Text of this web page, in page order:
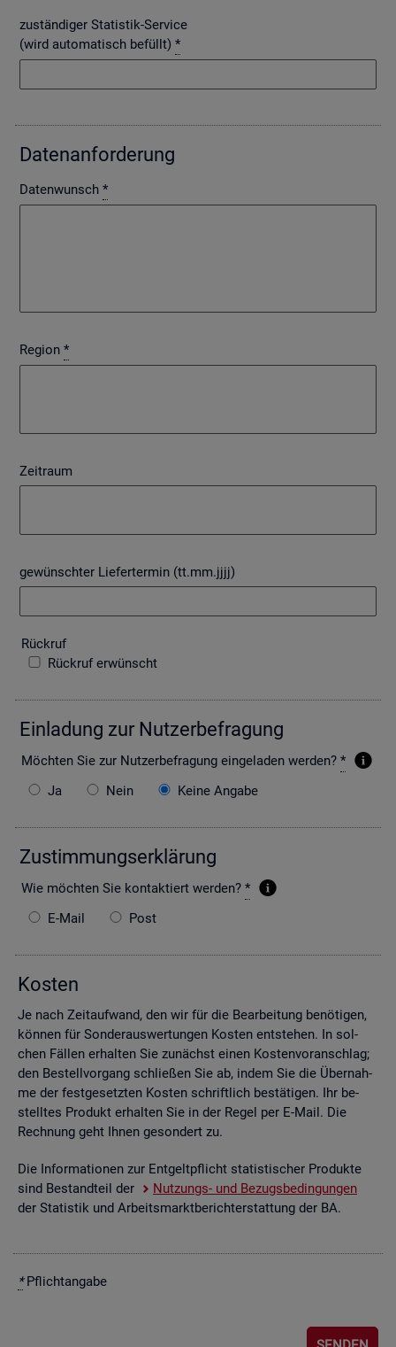
zuständiger Statistik-Service
(wird automatisch befüllt) *
Da­ten­an­for­de­rung
Datenwunsch *
Region *
Zeitraum
gewünschter Liefertermin (tt.mm.jjjj)
Rück­ruf
Rückruf erwünscht
Ein­la­dung zur Nut­zer­be­fra­gung
Möch­ten Sie zur Nut­zer­be­fra­gung ein­ge­la­den wer­den? *
Ja
Nein Keine Angabe
Zu­stim­mungs­er­klä­rung
Wie möch­ten Sie kon­tak­tiert wer­den? *
E-Mail
Post
Kos­ten
Je nach Zeit­auf­wand, den wir für die Be­ar­bei­tung be­nö­ti­gen,
kön­nen für Son­der­aus­wer­tun­gen Kos­ten ent­ste­hen. In sol­
chen Fäl­len er­hal­ten Sie zu­nächst einen Kos­ten­vor­anschlag;
den Be­stell­vor­gang schlie­ßen Sie ab, indem Sie die Über­nah­
me der fest­ge­setz­ten Kos­ten schrift­lich be­stä­ti­gen. Ihr be­
stell­tes Pro­dukt er­hal­ten Sie in der Regel per E-Mail. Die
Rech­nung geht Ihnen ge­son­dert zu.
Die In­for­ma­tio­nen zur Ent­gelt­pflicht sta­tis­ti­scher Pro­duk­te
sind Be­stand­teil der
Nut­zungs- und Be­zugs­be­din­gun­gen
der Sta­tis­tik und Ar­beits­markt­be­richt­erstat­tung der BA.
*Pflicht­an­ga­be